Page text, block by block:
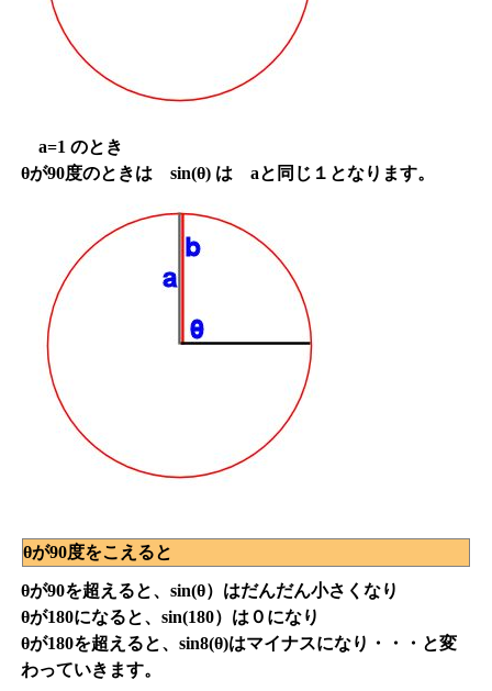
a=1 のとき
θが90度のときは sin(θ) は aと同じ１となります。
θが90度をこえると
θが90を超えると、sin(θ）はだんだん小さくなり
θが180になると、sin(180）は０になり
θが180を超えると、sin8(θ)はマイナスになり・・・と変
わっていきます。